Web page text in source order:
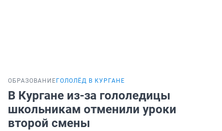
ОБРАЗОВАНИЕ ГОЛОЛЁД В КУРГАНЕ
В Кургане из-за гололедицы
школьникам отменили уроки
второй смены